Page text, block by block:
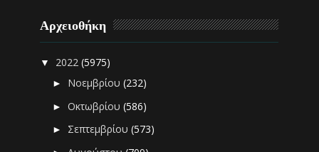
Αρχειοθήκη
▼ 2022(5975)
► Νοεμβρίου(232)
►Οκτωβρίου(586)
► Σεπτεμβρίου(573)